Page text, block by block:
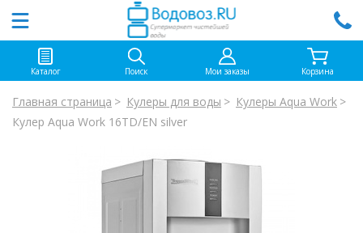
Каталог Поиск Мои заказы Корзина
Главная страница Кулеры для воды
Кулеры Aqua Work
Кулер Aqua Work 16ТD/EN silver